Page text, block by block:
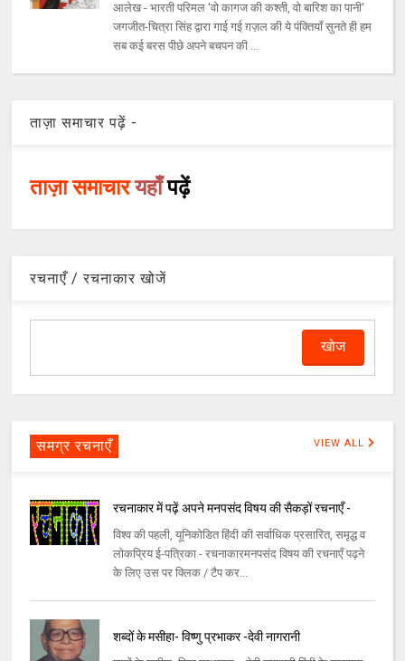
आलेख - भारती परिमल 'वो कागज की कश्ती, वो बारिश का पानी'
जगजीत-चित्रा सिंह द्वारा गाई गई ग़ज़ल की ये पंक्तियाँ सुनते ही हम
सब कई बरस पीछे अपने बचपन की ...
ताज़ा समाचार पढ़ें -
ताज़ा समाचारयहाँपढ़ें
रचनाएँ / रचनाकार खोजें
समग्र रचनाएँ VIEW ALL
रचनाकार में पढ़ें अपने मनपसंद विषय की सैकड़ों रचनाएँ -
विश्व की पहली, यूनिकोडित हिंदी की सर्वाधिक प्रसारित, समृद्ध व
लोकप्रिय ई-पत्रिका - रचनाकारमनपसंद विषय की रचनाएँ पढ़ने
के लिए उस पर क्लिक / टैप कर...
शब्दों के मसीहा- विष्णु प्रभाकर -देवी नागरानी